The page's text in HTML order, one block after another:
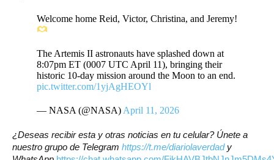
Welcome home Reid, Victor, Christina, and Jeremy!
The Artemis II astronauts have splashed down at
8:07pm ET (0007 UTC April 11), bringing their
historic 10-day mission around the Moon to an end.
pic.twitter.com/1yjAgHEOYl
— NASA (@NASA) April 11, 2026
¿Deseas recibir esta y otras noticias en tu celular? Únete a
nuestro grupo de Telegram https://t.me/diariolaverdady